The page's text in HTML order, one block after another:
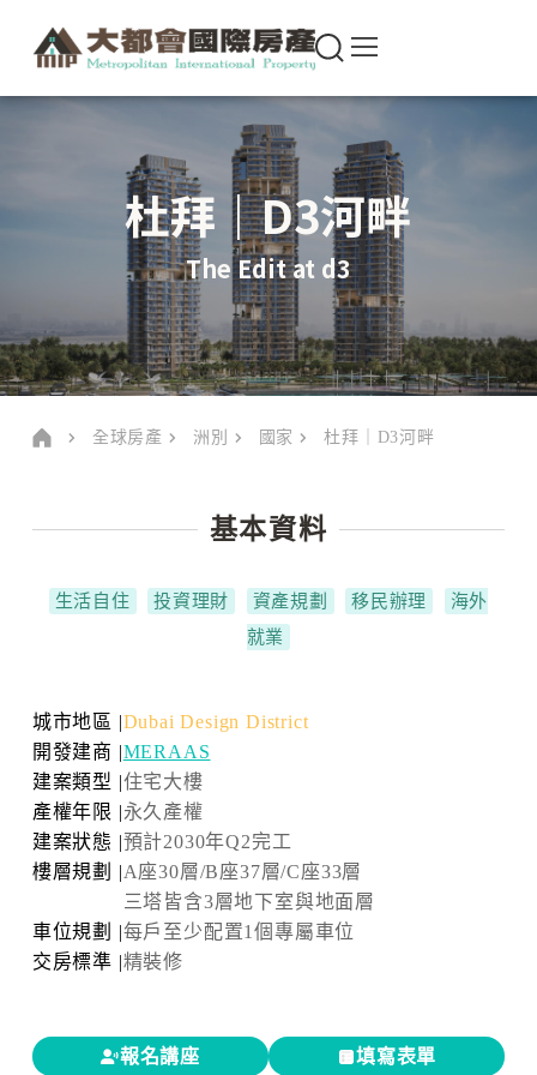
杜拜｜D3河畔
The Edit at d3
全球房產 洲別 國家 杜拜｜D3河畔
基本資料
生活自住 投資理財 資產規劃 移民辦理
海外
就業
城市地區 |Dubai Design District
開發建商 |MERAAS
建案類型 |住宅大樓
產權年限 |永久產權
建案狀態 |預計2030年Q2完工
樓層規劃 |A座30層/B座37層/C座33層
三塔皆含3層地下室與地面層
車位規劃 |每戶至少配置1個專屬車位
交房標準 |精裝修
報名講座 填寫表單